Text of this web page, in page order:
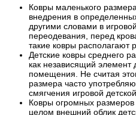
Ковры маленького
внедрения в
другими словами в
переодевания, перед
такие ковры располагают
Детские ковры среднего
как независящий элемент
помещения. Не считая
размера часто
смягчения игровой
Ковры огромных
целом внешний облик